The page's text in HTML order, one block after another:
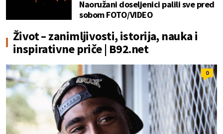
Naoružani doseljenici palili sve pred
sobom FOTO/VIDEO
Život – zanimljivosti, istorija, nauka i
inspirativne priče | B92.net
0